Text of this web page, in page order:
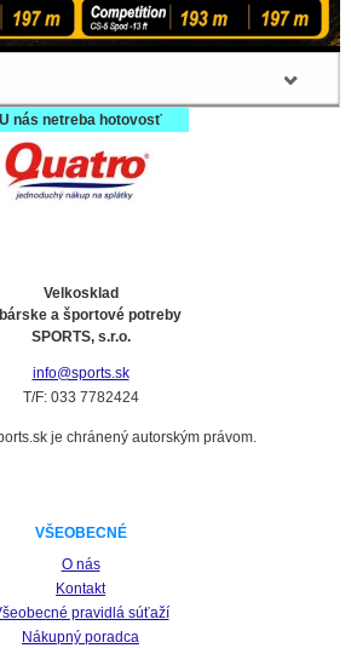
U nás netreba hotovosť
Velkosklad
a športové potreby
SPORTS, s.r.o.
info@sports.sk
T/F: 033 7782424
je chránený autorským právom.
VŠEOBECNÉ
O nás
Kontakt
pravidlá súťaží
Nákupný poradca